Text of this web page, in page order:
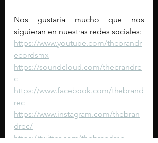
Nos gustaría mucho que nos
siguieran en nuestras redes sociales:
https://www.youtube.com/thebrandr
ecordsmx
https://soundcloud.com/thebrandre
c
https://www.facebook.com/thebrand
rec
https://www.instagram.com/thebran
drec/
https://twitter.com/thebrandrec